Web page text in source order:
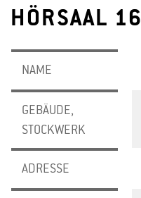
HÖRSAAL 16
NAME
GEBÄUDE,
STOCKWERK
ADRESSE